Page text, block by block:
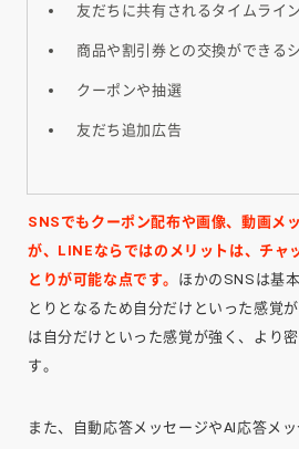
友だちに共有されるタイムライ
商品や割引券との交換ができる
クーポンや抽選
友だち追加広告
SNSでもクーポン配布や画像、動画メ
が、LINEならではのメリットは、チャ
とりが可能な点です。 ほかのSNSは基
とりとなるため自分だけといった感覚
は自分だけといった感覚が強く、より
す。
また、自動応答メッセージやAI応答メ